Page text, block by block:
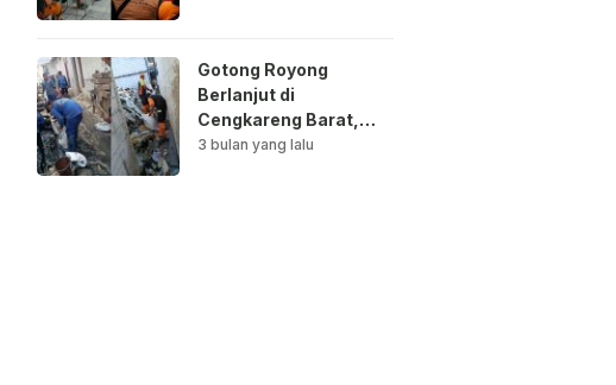
Gotong Royong
Berlanjut di
Cengkareng Barat,
Saluran Air
3 bulan yang lalu